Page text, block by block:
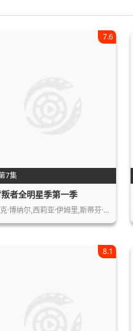
7集
7.6
者全明星季第一季
·博纳尔,西莉亚·伊姆里,斯蒂芬·…
8.1